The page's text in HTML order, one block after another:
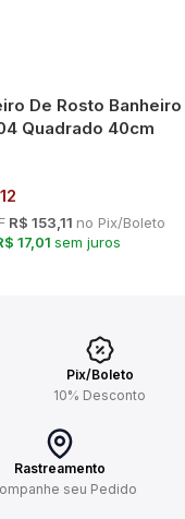
De Rosto Banheiro
Quadrado 40cm
R$ 153,11 no Pix/Boleto
17,01 sem juros
Pix/Boleto
10% Desconto
Rastreamento
seu Pedido